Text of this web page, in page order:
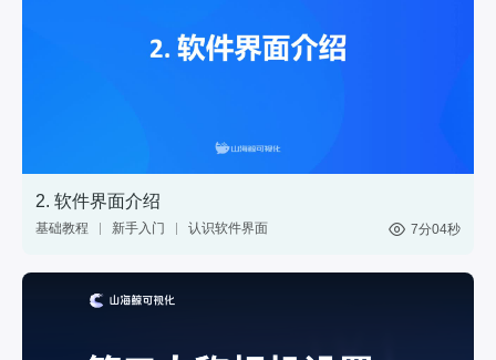
2. 软件界面介绍
基础教程 新手入门
认识软件界面
7分04秒